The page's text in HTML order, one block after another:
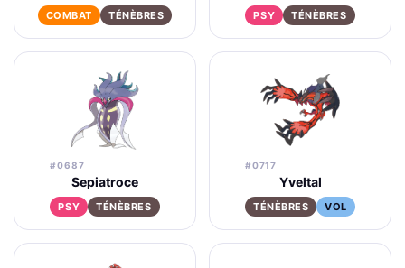
COMBAT TÉNÈBRES PSY TÉNÈBRES
#0687
Sepiatroce
PSY TÉNÈBRES
#0717
Yveltal
TÉNÈBRES VOL